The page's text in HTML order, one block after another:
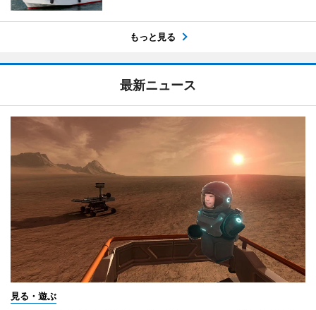
もっと見る
最新ニュース
見る・遊ぶ